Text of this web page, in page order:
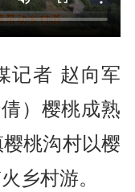
记者 赵向军
） 樱桃成熟
桃沟村以樱
乡村游。